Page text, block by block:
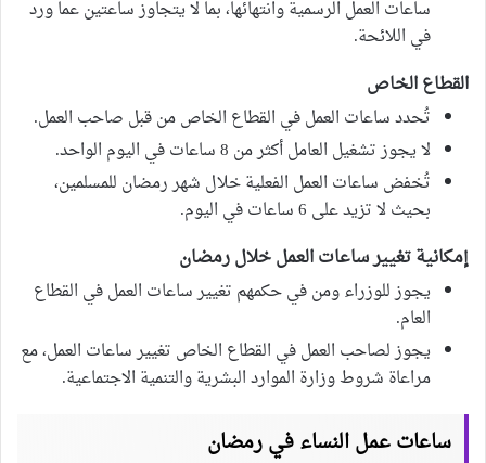
ساعات العمل الرسمية وانتهائها، بما لا يتجاوز ساعتين عما ورد
في اللائحة.
القطاع الخاص
تُحدد ساعات العمل في القطاع الخاص من قبل صاحب العمل.
لا يجوز تشغيل العامل أكثر من 8 ساعات في اليوم الواحد.
تُخفض ساعات العمل الفعلية خلال شهر رمضان للمسلمين،
بحيث لا تزيد على 6 ساعات في اليوم.
إمكانية تغيير ساعات العمل خلال رمضان
يجوز للوزراء ومن في حكمهم تغيير ساعات العمل في القطاع
العام.
يجوز لصاحب العمل في القطاع الخاص تغيير ساعات العمل، مع
مراعاة شروط وزارة الموارد البشرية والتنمية الاجتماعية.
ساعات عمل النساء في رمضان